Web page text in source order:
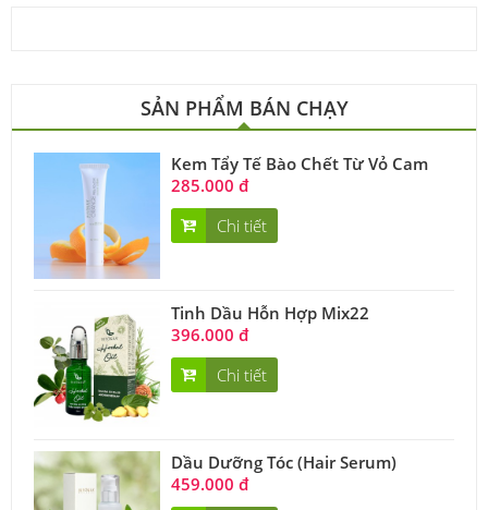
SẢN PHẨM BÁN CHẠY
Kem Tẩy Tế Bào Chết Từ Vỏ Cam
285.000 đ
Chi tiết
Tinh Dầu Hỗn Hợp Mix22
396.000 đ
Chi tiết
Dầu Dưỡng Tóc (Hair Serum)
459.000 đ